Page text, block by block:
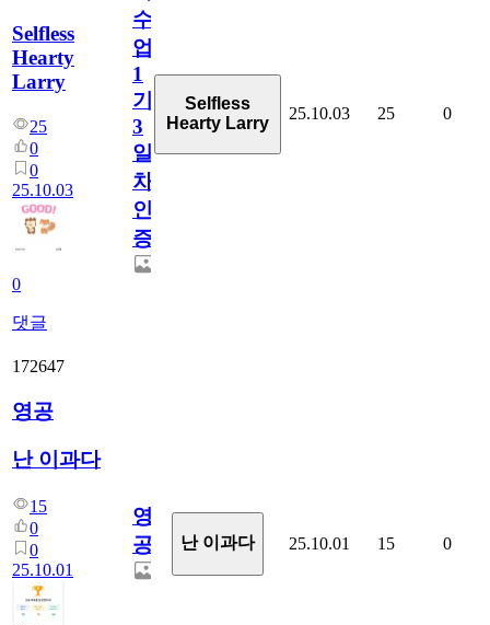
Selfless
Hearty
Larry
25
0
0
25.10.03
0
댓글
수
업
1
기
3
일
차
인
증
Selfless
Hearty Larry
25.10.03 25 0
172647
영공
난 이과다
15
0
0
25.10.01
영
공
난 이과다 25.10.01 15 0